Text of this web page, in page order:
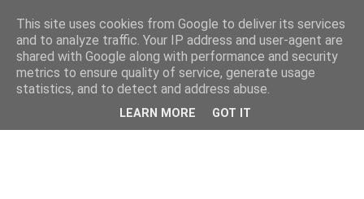
This site uses cookies from Google to deliver its services
and to analyze traffic. Your IP address and user-agent are
shared with Google along with performance and security
metrics to ensure quality of service, generate usage
statistics, and to detect and address abuse.
LEARN MORE GOT IT